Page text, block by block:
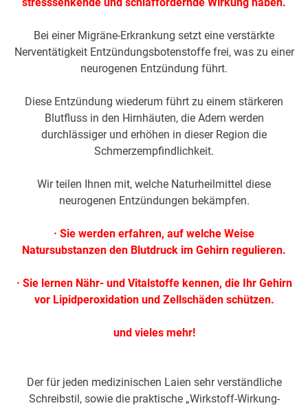
Bei einer Migräne-Erkrankung setzt eine verstärkte
Nerventätigkeit Entzündungsbotenstoffe frei, was zu einer
neurogenen Entzündung führt.
Diese Entzündung wiederum führt zu einem stärkeren
Blutfluss in den Hirnhäuten, die Adern werden
durchlässiger und erhöhen in dieser Region die
Schmerzempfindlichkeit.
Wir teilen Ihnen mit, welche Naturheilmittel diese
neurogenen Entzündungen bekämpfen.
· Sie werden erfahren, auf welche Weise
Natursubstanzen den Blutdruck im Gehirn regulieren.
· Sie lernen Nähr- und Vitalstoffe kennen, die Ihr Gehirn
vor Lipidperoxidation und Zellschäden schützen.
und vieles mehr!
Der für jeden medizinischen Laien sehr verständliche
Schreibstil, sowie die praktische „Wirkstoff-Wirkung-